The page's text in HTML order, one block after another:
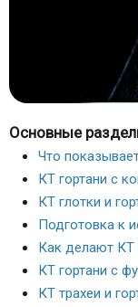
Основные
Что
КТ гортани с
КТ глотки и
Подготовка к
Как делают КТ
КТ гортани с
КТ трахеи и